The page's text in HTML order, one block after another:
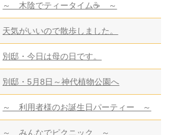
～ 木陰でティータイム☕ ～
天気がいいので散歩しました。
別邸・今日は母の日です。
別邸・5月8日～神代植物公園へ
～ 利用者様のお誕生日パーティー ～
～ みんなでピクニック ～